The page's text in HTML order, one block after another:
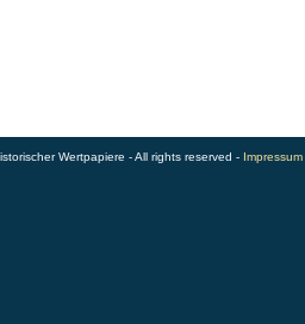
Wertpapiere - All rights reserved - Impressum